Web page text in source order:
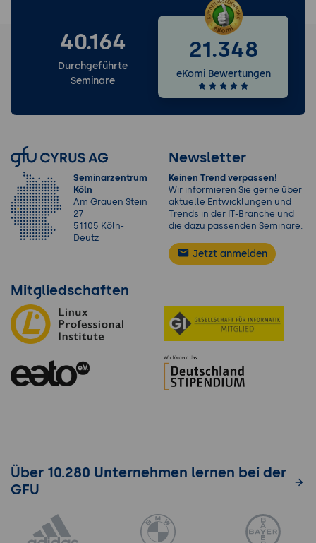
40.164
Durchgeführte
Seminare
21.348
eKomi Bewertungen
Seminarzentrum
Köln
Am Grauen Stein
27
51105 Köln-
Deutz
Newsletter
Keinen Trend verpassen!
Wir informieren Sie gerne über
aktuelle Entwicklungen und
Trends in der IT-Branche und
die dazu passenden Seminare.
Jetzt anmelden
Mitgliedschaften
Über 10.280 Unternehmen lernen bei der
GFU